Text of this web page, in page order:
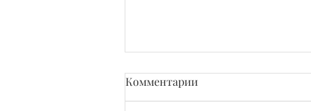
Комментарии